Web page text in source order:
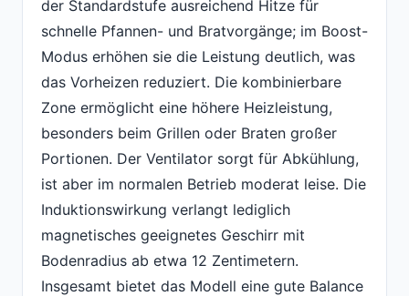
der Standardstufe ausreichend Hitze für
schnelle Pfannen- und Bratvorgänge; im Boost-
Modus erhöhen sie die Leistung deutlich, was
das Vorheizen reduziert. Die kombinierbare
Zone ermöglicht eine höhere Heizleistung,
besonders beim Grillen oder Braten großer
Portionen. Der Ventilator sorgt für Abkühlung,
ist aber im normalen Betrieb moderat leise. Die
Induktionswirkung verlangt lediglich
magnetisches geeignetes Geschirr mit
Bodenradius ab etwa 12 Zentimetern.
Insgesamt bietet das Modell eine gute Balance